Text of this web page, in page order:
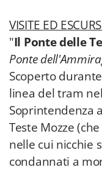
VISITE ED
"Il Ponte delle
Ponte
Scoperto
linea del tram
Soprintendenza
Teste Mozze
nelle cui nicchie
condannati a